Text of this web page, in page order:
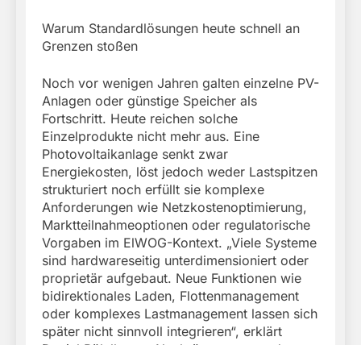
Warum Standardlösungen heute schnell an
Grenzen stoßen
Noch vor wenigen Jahren galten einzelne PV-
Anlagen oder günstige Speicher als
Fortschritt. Heute reichen solche
Einzelprodukte nicht mehr aus. Eine
Photovoltaikanlage senkt zwar
Energiekosten, löst jedoch weder Lastspitzen
strukturiert noch erfüllt sie komplexe
Anforderungen wie Netzkostenoptimierung,
Marktteilnahmeoptionen oder regulatorische
Vorgaben im ElWOG-Kontext. „Viele Systeme
sind hardwareseitig unterdimensioniert oder
proprietär aufgebaut. Neue Funktionen wie
bidirektionales Laden, Flottenmanagement
oder komplexes Lastmanagement lassen sich
später nicht sinnvoll integrieren“, erklärt